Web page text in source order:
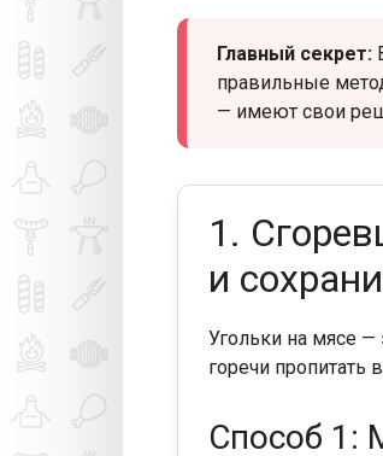
Главный секрет:
правильные
— имеют свои
1.
и
Угольки на мясе —
горечи пропитать
Способ 1: